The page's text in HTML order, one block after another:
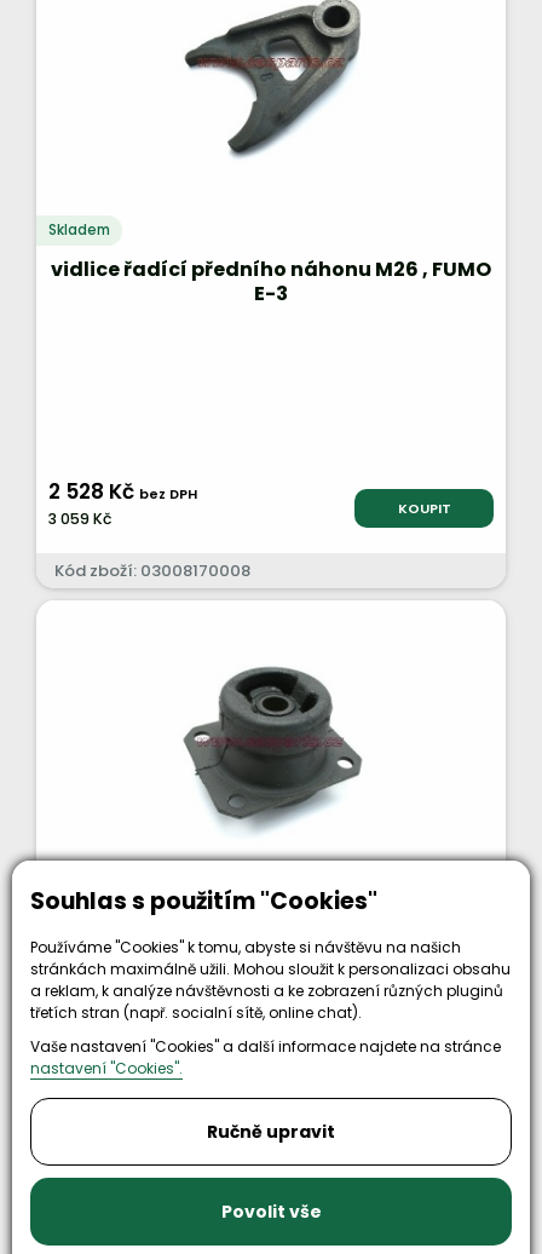
Souhlas s použitím "Cookies"
Používáme "Cookies" k tomu, abyste si návštěvu na našich
stránkách maximálně užili. Mohou sloužit k personalizaci obsahu
a reklam, k analýze návštěvnosti a ke zobrazení různých pluginů
třetích stran (např. socialní sítě, online chat).
Vaše nastavení "Cookies" a další informace najdete na stránce
nastavení "Cookies".
Ručně upravit
Povolit vše
Skladem
vidlice řadící předního náhonu M26 , FUMO
E-3
2 528 Kč bez DPH
3 059 Kč KOUPIT
Kód zboží: 03008170008
Skladem
silenblok příčky převodovky M26.2,4,5,7
,FUMO E-3
987 Kčbez DPH
KOUPIT
Kód zboží: 0202544